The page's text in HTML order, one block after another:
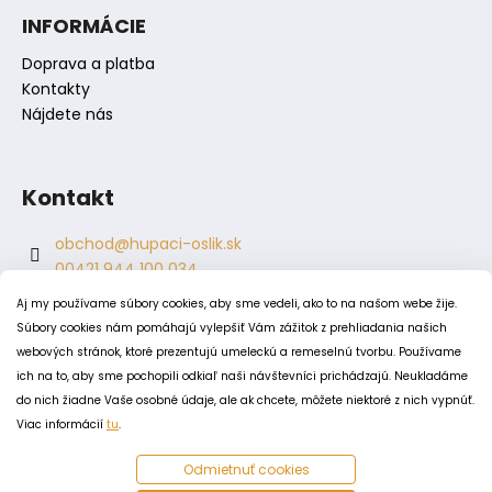
Aj my používame súbory cookies, aby sme vedeli, ako to na našom webe žije.
Súbory cookies nám pomáhajú vylepšiť Vám zážitok z prehliadania našich
webových stránok, ktoré prezentujú umeleckú a remeselnú tvorbu. Používame
ich na to, aby sme pochopili odkiaľ naši návštevníci prichádzajú. Neukladáme
do nich žiadne Vaše osobné údaje, ale ak chcete, môžete niektoré z nich vypnúť.
Viac informácií tu.
Odmietnuť cookies
INFORMÁCIE
Doprava a platba
Kontakty
Nájdete nás
Kontakt
obchod@hupaci-oslik.sk
00421 944 100 034
00421 944 904 704
hupaci.oslik
dagmar.juricova
PODMIENKY
Odstúpenie od zmluvy